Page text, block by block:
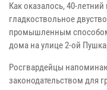
Как оказалось, 40-
гладкоствольное
промышленным
дома на улице 2-ой
Росгвардейцы
законодательством для